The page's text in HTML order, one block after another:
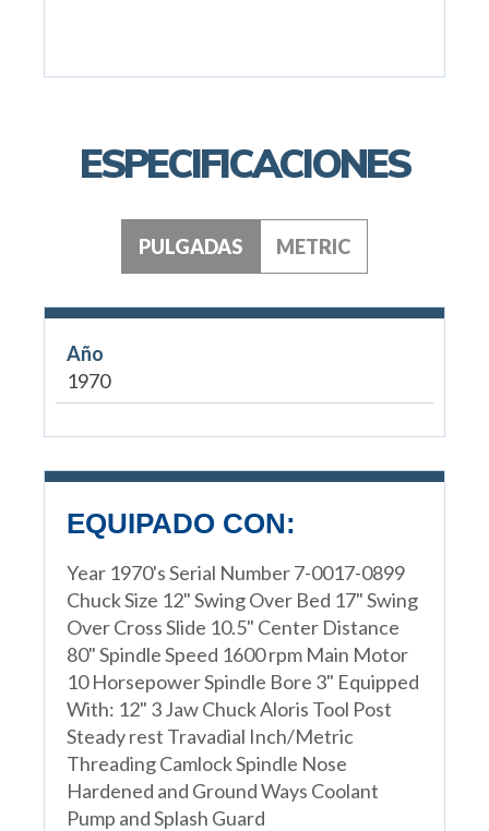
ESPECIFICACIONES
PULGADAS METRIC
Año
1970
EQUIPADO CON:
Year 1970's Serial Number 7-0017-0899
Chuck Size 12" Swing Over Bed 17" Swing
Over Cross Slide 10.5" Center Distance
80" Spindle Speed 1600 rpm Main Motor
10 Horsepower Spindle Bore 3" Equipped
With: 12" 3 Jaw Chuck Aloris Tool Post
Steady rest Travadial Inch/Metric
Threading Camlock Spindle Nose
Hardened and Ground Ways Coolant
Pump and Splash Guard